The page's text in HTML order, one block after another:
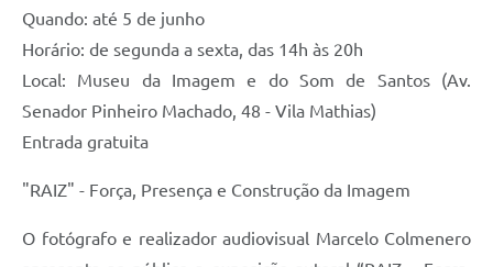
Quando: até 5 de junho
Horário: de segunda a sexta, das 14h às 20h
Local: Museu da Imagem e do Som de Santos (Av.
Senador Pinheiro Machado, 48 - Vila Mathias)
Entrada gratuita
"RAIZ" - Força, Presença e Construção da Imagem
O fotógrafo e realizador audiovisual Marcelo Colmenero